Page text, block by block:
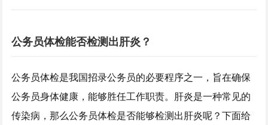
公务员体检能否检测出肝炎？
公务员体检是我国招录公务员的必要程序之一，旨在确保
公务员身体健康，能够胜任工作职责。肝炎是一种常见的
传染病，那么公务员体检是否能够检测出肝炎呢？下面给